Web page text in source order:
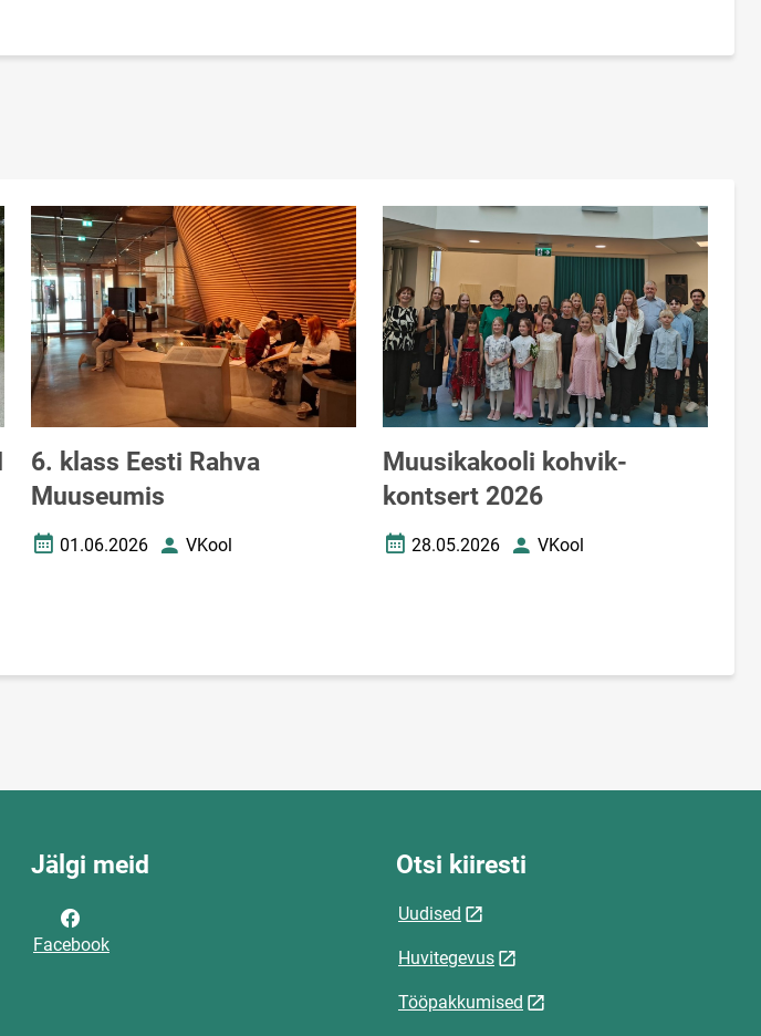
6. klass Eesti Rahva
Muuseumis
Loomise kuupäev
01.06.2026 AutorVKool
Muusikakooli kohvik-
kontsert 2026
Loomise kuupäev
28.05.2026 AutorVKool
Jälgi meid
Facebook
Otsi kiiresti
Uudised
Huvitegevus
Tööpakkumised